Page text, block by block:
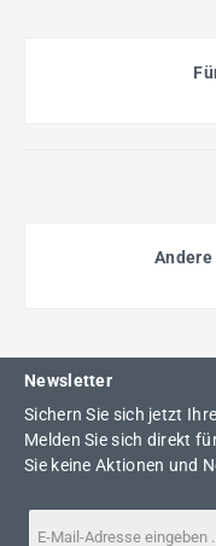
Newsletter
Sichern Sie sich jetzt
Melden Sie sich direkt
Sie keine Aktionen und